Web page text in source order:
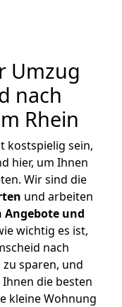
Umzug
nach
Rhein
kostspielig sein,
hier, um Ihnen
Wir sind die
und arbeiten
Angebote und
wichtig es ist,
nach
sparen, und
die besten
kleine Wohnung